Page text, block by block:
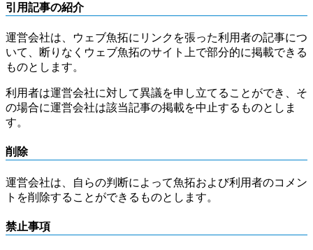
引用記事の紹介
運営会社は、ウェブ魚拓にリンクを張った利用者の記事につ
いて、断りなくウェブ魚拓のサイト上で部分的に掲載できる
ものとします。
利用者は運営会社に対して異議を申し立てることができ、そ
の場合に運営会社は該当記事の掲載を中止するものとしま
す。
削除
運営会社は、自らの判断によって魚拓および利用者のコメン
トを削除することができるものとします。
禁止事項